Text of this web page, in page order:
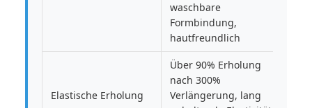
waschbare
Formbindung,
hautfreundlich
Elastische Erholung
Über 90% Erholung
nach 300%
Verlängerung, lang